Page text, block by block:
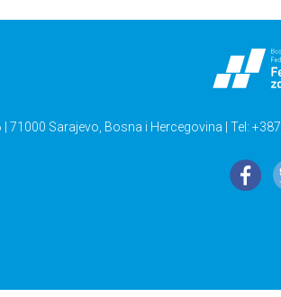
71000 Sarajevo, Bosna i Hercegovina | Tel: